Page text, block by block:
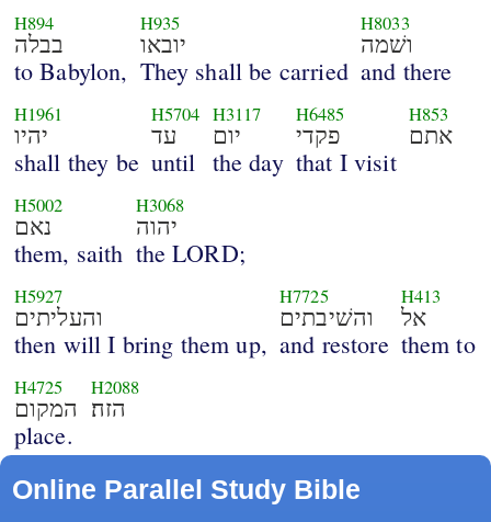
H894
בבלה
to Babylon,
H935
יובאו
They shall be carried
H8033
ושׁמה
and there
H1961
יהיו
shall they be
H5704
עד
until
H3117
יום
the day
H6485
פקדי
that I visit
H853
אתם
H5002
נאם
them, saith
H3068
יהוה
the LORD;
H5927
והעליתים
then will I bring them up,
H7725
והשׁיבתים
and restore
H413
אל
them to
H4725
המקום
place.
H2088
הזה׃
Online Parallel Study Bible